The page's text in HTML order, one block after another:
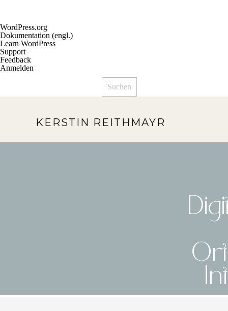
Über
WordPress
WordPress.org
Dokumentation (engl.)
Learn WordPress
Support
Feedback
Anmelden
Suchen
KERSTIN REITHMAYR